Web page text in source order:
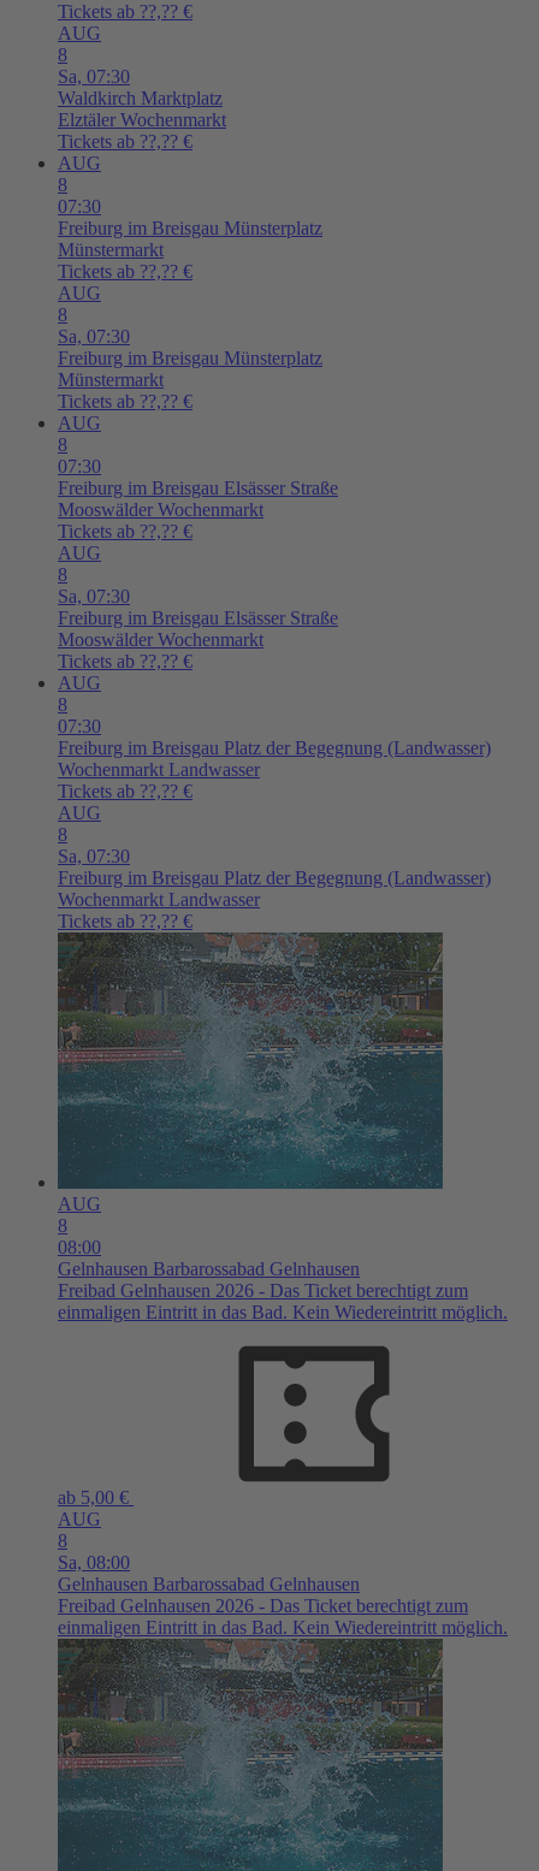
Tickets ab ??,?? €
AUG
8
Sa, 07:30
Waldkirch Marktplatz
Elztäler Wochenmarkt
Tickets ab ??,?? €
AUG
8
07:30
Freiburg im Breisgau Münsterplatz
Münstermarkt
Tickets ab ??,?? €
AUG
8
Sa, 07:30
Freiburg im Breisgau Münsterplatz
Münstermarkt
Tickets ab ??,?? €
AUG
8
07:30
Freiburg im Breisgau Elsässer Straße
Mooswälder Wochenmarkt
Tickets ab ??,?? €
AUG
8
Sa, 07:30
Freiburg im Breisgau Elsässer Straße
Mooswälder Wochenmarkt
Tickets ab ??,?? €
AUG
8
07:30
Freiburg im Breisgau Platz der Begegnung (Landwasser)
Wochenmarkt Landwasser
Tickets ab ??,?? €
AUG
8
Sa, 07:30
Freiburg im Breisgau Platz der Begegnung (Landwasser)
Wochenmarkt Landwasser
Tickets ab ??,?? €
AUG
8
08:00
Gelnhausen Barbarossabad Gelnhausen
Freibad Gelnhausen 2026 - Das Ticket berechtigt zum
einmaligen Eintritt in das Bad. Kein Wiedereintritt möglich.
ab 5,00 €
AUG
8
Sa, 08:00
Gelnhausen Barbarossabad Gelnhausen
Freibad Gelnhausen 2026 - Das Ticket berechtigt zum
einmaligen Eintritt in das Bad. Kein Wiedereintritt möglich.